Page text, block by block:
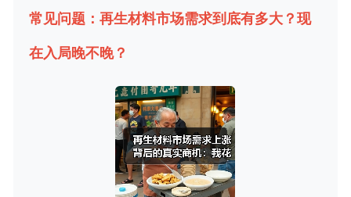
常见问题：再生材料市场需求到底有多大？现
在入局晚不晚？